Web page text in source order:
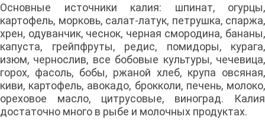
Основные источники калия: шпинат, огурцы,
картофель, морковь, салат-латук, петрушка, спаржа,
хрен, одуванчик, чеснок, черная смородина, бананы,
капуста, грейпфруты, редис, помидоры, курага,
изюм, чернослив, все бобовые культуры, чечевица,
горох, фасоль, бобы, ржаной хлеб, крупа овсяная,
киви, картофель, авокадо, брокколи, печень, молоко,
ореховое масло, цитрусовые, виноград. Калия
достаточно много в рыбе и молочных продуктах.